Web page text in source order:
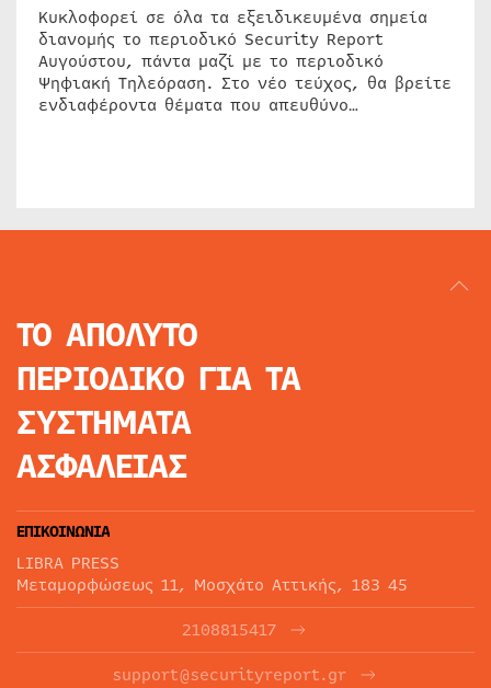
Κυκλοφορεί σε όλα τα εξειδικευμένα σημεία
διανομής το περιοδικό Security Report
Αυγούστου, πάντα μαζί με το περιοδικό
Ψηφιακή Τηλεόραση. Στο νέο τεύχος, θα βρείτε
ενδιαφέροντα θέματα που απευθύνο…
ΤΟ ΑΠΟΛΥΤΟ
ΠΕΡΙΟΔΙΚΟ ΓΙΑ ΤΑ
ΣΥΣΤΗΜΑΤΑ
ΑΣΦΑΛΕΙΑΣ
ΕΠΙΚΟΙΝΩΝΙΑ
LIBRA PRESS
Μεταμορφώσεως 11, Μοσχάτο Αττικής, 183 45
2108815417
support@securityreport.gr